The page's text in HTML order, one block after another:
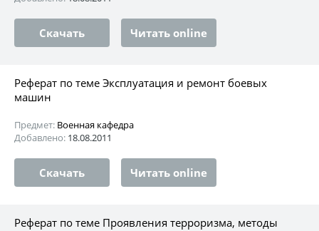
Скачать Читать online
Реферат по теме Эксплуатация и ремонт боевых
машин
Предмет: Военная кафедра
Добавлено: 18.08.2011
Скачать Читать online
Реферат по теме Проявления терроризма, методы